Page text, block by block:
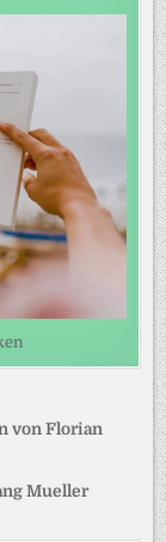
von Florian
Mueller